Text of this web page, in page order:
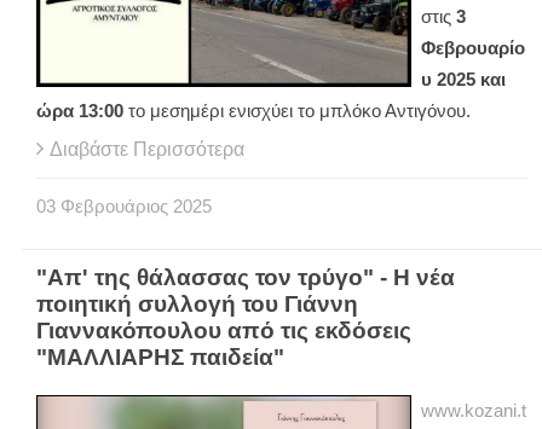
στις 3
Φεβρουαρίο
υ 2025 και
ώρα 13:00 το μεσημέρι ενισχύει το μπλόκο Αντιγόνου.
Διαβάστε Περισσότερα
03 Φεβρουάριος 2025
"Απ' της θάλασσας τον τρύγο" - Η νέα
ποιητική συλλογή του Γιάννη
Γιαννακόπουλου από τις εκδόσεις
"ΜΑΛΛΙΑΡΗΣ παιδεία"
www.kozani.t